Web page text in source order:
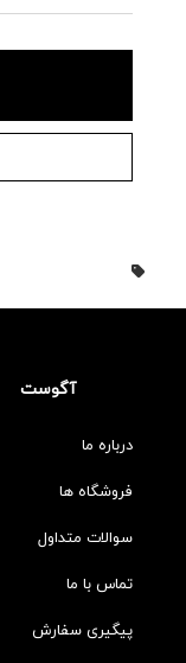
آگوست
درباره ما
فروشگاه ها
سوالات متداول
تماس با ما
پیگیری سفارش